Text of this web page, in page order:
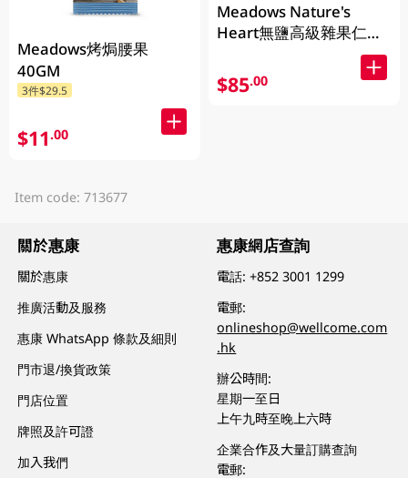
Meadows烤焗腰果
40GM
3件$29.5
$11.00
Meadows Nature's
Heart無鹽高級雜果仁
400GM (包裝隨機發放)
$85.00
Item code: 713677
關於惠康
關於惠康
推廣活動及服務
惠康 WhatsApp 條款及細則
門市退/換貨政策
門店位置
牌照及許可證
加入我們
惠康網店查詢
電話:+852 3001 1299
電郵:
onlineshop@wellcome.com
.hk
辦公時間:
星期一至日
上午九時至晚上六時
企業合作及大量訂購查詢
電郵: